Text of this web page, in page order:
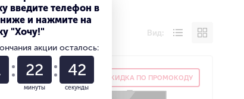
Вид:
СКИДКА ПО ПРОМОКОДУ
введите телефон в
и нажмите на
"Хочу!"
акции осталось:
22
минуты
41
секунды